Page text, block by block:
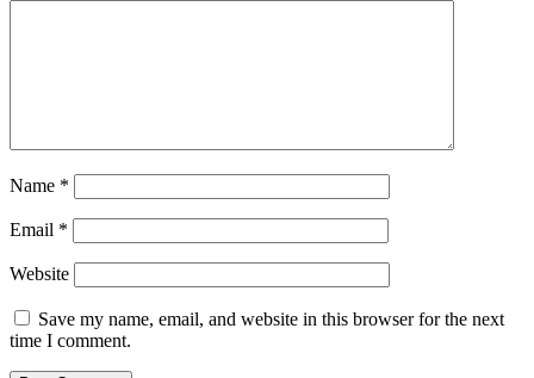
Name *
Email *
Website
Save my name, email, and website in this browser for the next
time I comment.